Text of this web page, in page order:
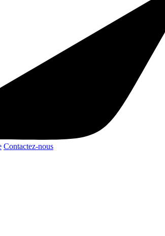
Contactez-nous